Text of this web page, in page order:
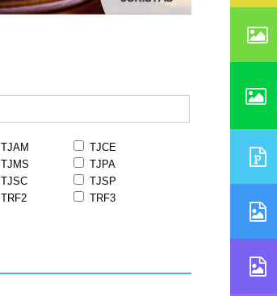
TJAM
TJCE
TJMS
TJPA
TJSC
TJSP
TRF2
TRF3